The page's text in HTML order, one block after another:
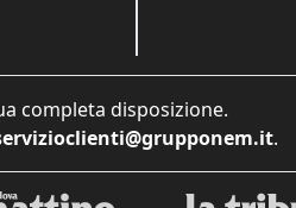
completa disposizione.
.